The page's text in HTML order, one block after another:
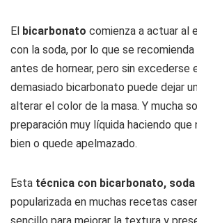
El bicarbonato comienza a actuar al
con la soda, por lo que se
antes de hornear, pero sin excederse
demasiado bicarbonato puede dejar
alterar el color de la masa. Y mucha
preparación muy líquida haciendo
bien o quede apelmazado.
Esta técnica con bicarbonato, soda
popularizada en muchas recetas